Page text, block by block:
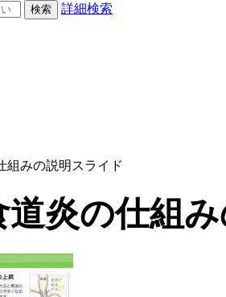
詳細検索
組みの説明スライド
道炎の仕組